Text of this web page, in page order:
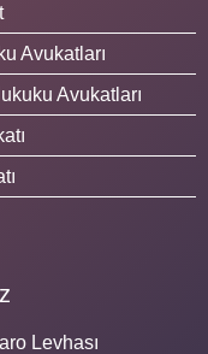
Avukatları
Avukatları
Levhası